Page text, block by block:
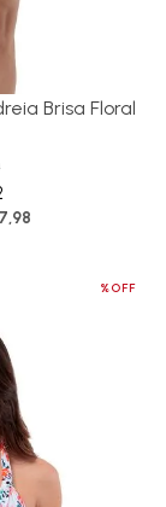
Brisa Floral
%OFF